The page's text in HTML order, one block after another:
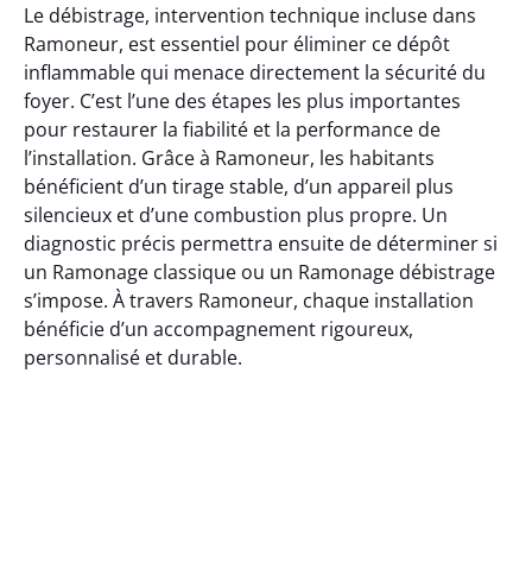
Le débistrage, intervention technique incluse dans
Ramoneur, est essentiel pour éliminer ce dépôt
inflammable qui menace directement la sécurité du
foyer. C’est l’une des étapes les plus importantes
pour restaurer la fiabilité et la performance de
l’installation. Grâce à Ramoneur, les habitants
bénéficient d’un tirage stable, d’un appareil plus
silencieux et d’une combustion plus propre. Un
diagnostic précis permettra ensuite de déterminer si
un Ramonage classique ou un Ramonage débistrage
s’impose. À travers Ramoneur, chaque installation
bénéficie d’un accompagnement rigoureux,
personnalisé et durable.